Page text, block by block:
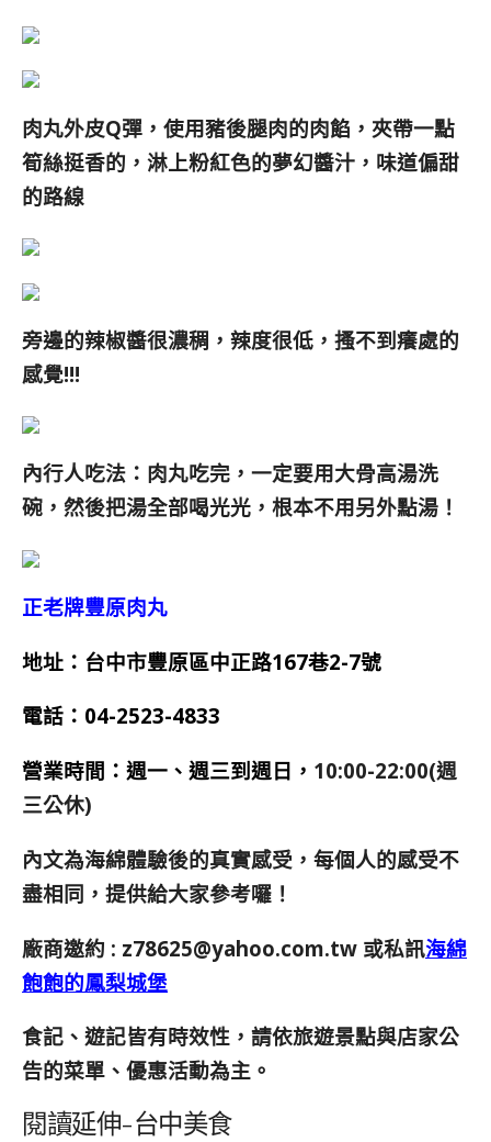
肉丸外皮Q彈，使用豬後腿肉的肉餡，夾帶一點
筍絲挺香的，淋上粉紅色的夢幻醬汁，味道偏甜
的路線
旁邊的辣椒醬很濃稠，辣度很低，搔不到癢處的
感覺!!!
內行人吃法：肉丸吃完，一定要用大骨高湯洗
碗，然後把湯全部喝光光，根本不用另外點湯！
正老牌豐原肉丸
地址：台中市豐原區中正路167巷2-7號
電話： 04-2523-4833
營業時間：週一、週三到週日， 10:00-22:00(週
三公休)
內文為海綿體驗後的真實感受，每個人的感受不
盡相同，提供給大家參考囉！
廠商邀約 : z78625@yahoo.com.tw 或私訊海綿
飽飽的鳳梨城堡
食記、遊記皆有時效性，請依旅遊景點與店家公
告的菜單、優惠活動為主。
閱讀延伸-台中美食